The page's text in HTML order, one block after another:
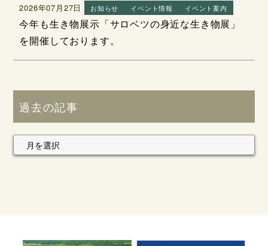
2026年07月27日 お知らせ イベント情報 イベント案内
今年も生き物展示「サロベツの身近な生き物展」
を開催しております。
過去の記事